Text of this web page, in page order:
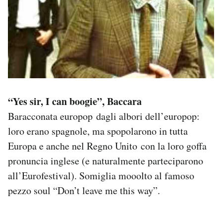
“Yes sir, I can boogie”, Baccara
Baracconata europop dagli albori dell’europop:
loro erano spagnole, ma spopolarono in tutta
Europa e anche nel Regno Unito con la loro goffa
pronuncia inglese (e naturalmente parteciparono
all’Eurofestival). Somiglia mooolto al famoso
pezzo soul “Don’t leave me this way”.